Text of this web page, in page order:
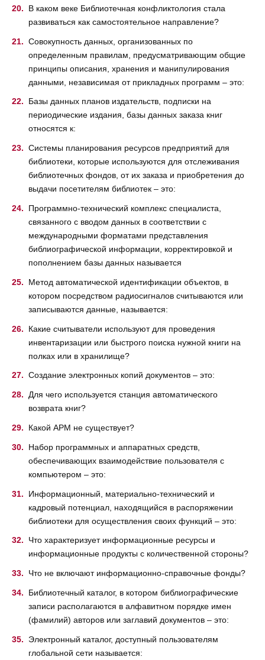
В каком веке Библиотечная конфликтология стала
развиваться как самостоятельное направление?
Совокупность данных, организованных по
определенным правилам, предусматривающим общие
принципы описания, хранения и манипулирования
данными, независимая от прикладных программ – это:
Базы данных планов издательств, подписки на
периодические издания, базы данных заказа книг
относятся к:
Системы планирования ресурсов предприятий для
библиотеки, которые используются для отслеживания
библиотечных фондов, от их заказа и приобретения до
выдачи посетителям библиотек – это:
Программно-технический комплекс специалиста,
связанного с вводом данных в соответствии с
международными форматами представления
библиографической информации, корректировкой и
пополнением базы данных называется
Метод автоматической идентификации объектов, в
котором посредством радиосигналов считываются или
записываются данные, называется:
Какие считыватели используют для проведения
инвентаризации или быстрого поиска нужной книги на
полках или в хранилище?
Создание электронных копий документов – это:
Для чего используется станция автоматического
возврата книг?
Какой АРМ не существует?
Набор программных и аппаратных средств,
обеспечивающих взаимодействие пользователя с
компьютером – это:
Информационный, материально-технический и
кадровый потенциал, находящийся в распоряжении
библиотеки для осуществления своих функций – это:
Что характеризует информационные ресурсы и
информационные продукты с количественной стороны?
Что не включают информационно-справочные фонды?
Библиотечный каталог, в котором библиографические
записи располагаются в алфавитном порядке имен
(фамилий) авторов или заглавий документов – это:
Электронный каталог, доступный пользователям
глобальной сети называется: